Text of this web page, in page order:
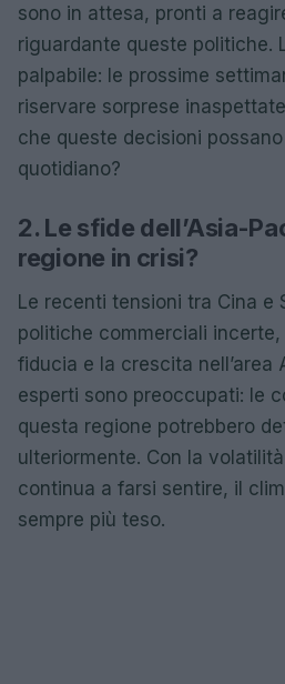
sono in attesa, pronti a
riguardante queste politiche.
palpabile: le prossime
riservare sorprese
che queste decisioni
quotidiano?
2. Le sfide dell’Asia-
regione in crisi?
Le recenti tensioni tra Cina e
politiche commerciali
fiducia e la crescita nell’area
esperti sono preoccupati: le
questa regione potrebbero
ulteriormente. Con la
continua a farsi sentire, il
sempre più teso.